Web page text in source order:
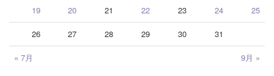
« 7月 9月 »
19 20 21 22 23 24 25
26 27 28 29 30 31